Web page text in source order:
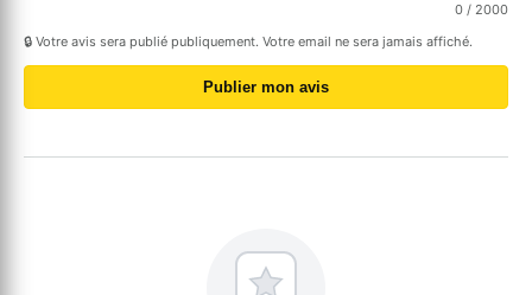
0 / 2000
🔒 Votre avis sera publié publiquement. Votre email ne sera jamais affiché.
Publier mon avis